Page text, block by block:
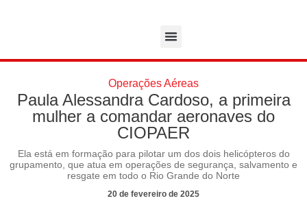
Operações Aéreas
Paula Alessandra Cardoso, a primeira
mulher a comandar aeronaves do
CIOPAER
Ela está em formação para pilotar um dos dois helicópteros do
grupamento, que atua em operações de segurança, salvamento e
resgate em todo o Rio Grande do Norte
20 de fevereiro de 2025